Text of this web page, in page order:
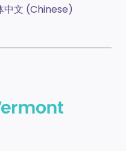
中文 (Chinese)